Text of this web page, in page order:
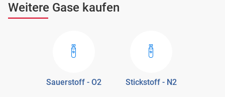
Weitere Gase kaufen
Sauerstoff - O2 Stickstoff - N2